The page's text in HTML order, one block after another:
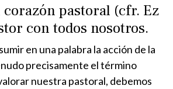
corazón pastoral (cfr. Ez
con todos nosotros.
en una palabra la acción de la
precisamente el término
nuestra pastoral, debemos